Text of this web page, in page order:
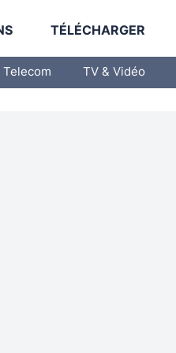
TÉLÉCHARGER
Telecom TV & Vidéo